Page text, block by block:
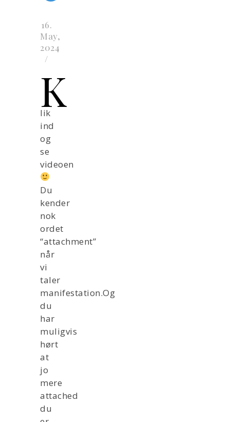
16.
May,
2024
/
K
lik
ind
og
se
videoen
Du
kender
nok
ordet
“attachment”
når
vi
taler
manifestation.Og
du
har
muligvis
hørt
at
jo
mere
attached
du